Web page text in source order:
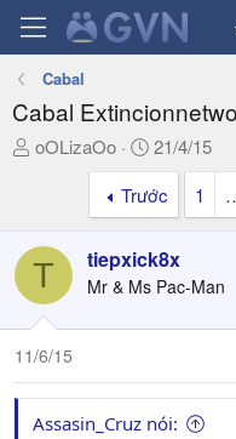
Cabal
Cabal
T
a
d
s
t
a
t
e
oOLizaOo
N
g
à
y
g
ử
21/4/15
Trước
1
T tiepxick8x
Mr & Ms Pac-Man
11/6/15
Assasin_Cruz nói: